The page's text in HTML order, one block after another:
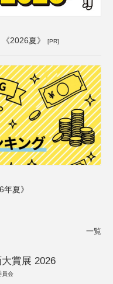
2026夏》 [PR]
夏》
一覧
賞展 2026
員会